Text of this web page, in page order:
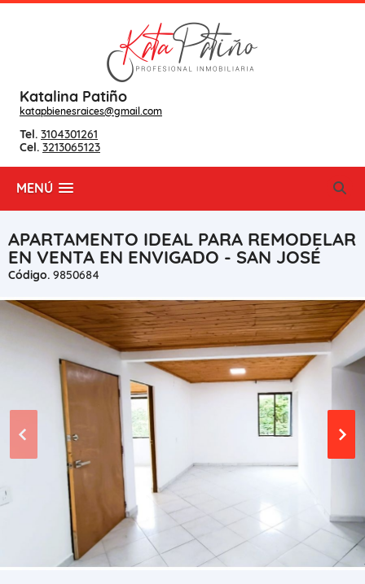
Katalina Patiño
katapbienesraices@gmail.com
Tel. 3104301261
Cel. 3213065123
MENÚ
APARTAMENTO IDEAL PARA REMODELAR
EN VENTA EN ENVIGADO - SAN JOSÉ
Código. 9850684